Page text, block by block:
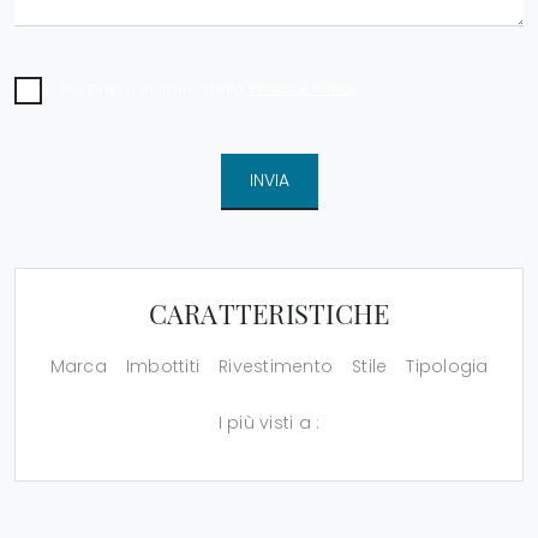
INVIA
CARATTERISTICHE
Marca Imbottiti Rivestimento Stile Tipologia
I più visti a :